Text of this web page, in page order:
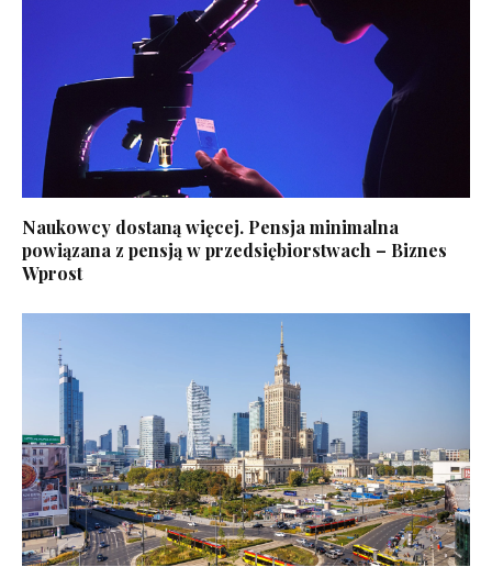
Naukowcy dostaną więcej. Pensja minimalna
powiązana z pensją w przedsiębiorstwach – Biznes
Wprost